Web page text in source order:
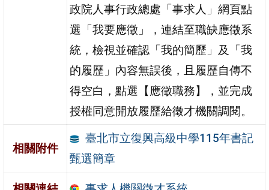
政院人事行政總處「事求人」網頁點
選「我要應徵」，連結至職缺應徵系
統，檢視並確認「我的簡歷」及「我
的履歷」內容無誤後，且履歷自傳不
得空白，點選【應徵職務】，並完成
授權同意開放履歷給徵才機關調閱。
相關附件
臺北市立復興高級中學115年書記
甄選簡章